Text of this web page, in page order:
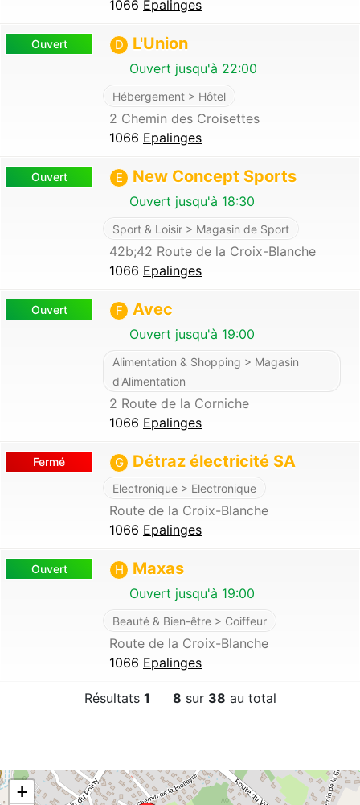
1066 Epalinges
Ouvert D L'Union
Ouvert jusqu'à 22:00
Hébergement > Hôtel
2 Chemin des Croisettes
1066 Epalinges
Ouvert E New Concept Sports
Ouvert jusqu'à 18:30
Sport & Loisir > Magasin de Sport
42b;42 Route de la Croix-Blanche
1066 Epalinges
Ouvert F Avec
Ouvert jusqu'à 19:00
Alimentation & Shopping > Magasin
d'Alimentation
2 Route de la Corniche
1066 Epalinges
Fermé G Détraz électricité SA
Electronique > Electronique
Route de la Croix-Blanche
1066 Epalinges
Ouvert H Maxas
Ouvert jusqu'à 19:00
Beauté & Bien-être > Coiffeur
Route de la Croix-Blanche
1066 Epalinges
Résultats 1 8 sur 38 au total
+